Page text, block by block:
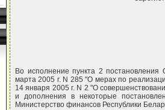
Во исполнение пункта 2
марта 2005 г. N 285 "О мерах по
14 января 2005 г. N 2 "О
и дополнения в некоторые
Министерство финансов Республики